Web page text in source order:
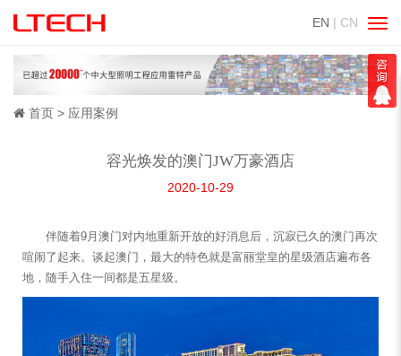
EN | CN
切
换
导
航
首页 应用案例
容光焕发的澳门JW万豪酒店
2020-10-29
伴随着9月澳门对内地重新开放的好消息后，沉寂已久的澳门再次
喧闹了起来。谈起澳门，最大的特色就是富丽堂皇的星级酒店遍布各
地，随手入住一间都是五星级。